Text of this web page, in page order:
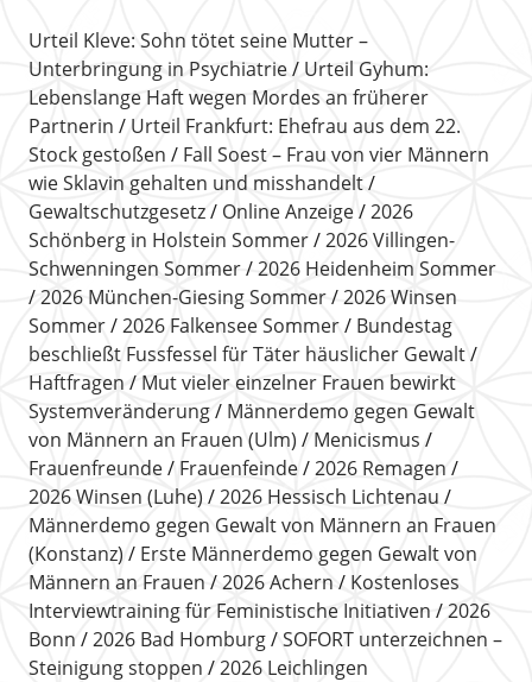
Urteil Kleve: Sohn tötet seine Mutter –
Unterbringung in Psychiatrie
Urteil Gyhum:
Lebenslange Haft wegen Mordes an früherer
Partnerin
Urteil Frankfurt: Ehefrau aus dem 22.
Stock gestoßen
Fall Soest – Frau von vier Männern
wie Sklavin gehalten und misshandelt
Gewaltschutzgesetz
Online Anzeige
2026
Schönberg in Holstein Sommer
2026 Villingen-
Schwenningen Sommer
2026 Heidenheim Sommer
2026 München-Giesing Sommer
2026 Winsen
Sommer
2026 Falkensee Sommer
Bundestag
beschließt Fussfessel für Täter häuslicher Gewalt
Haftfragen
Mut vieler einzelner Frauen bewirkt
Systemveränderung
Männerdemo gegen Gewalt
von Männern an Frauen (Ulm)
Menicismus
Frauenfreunde
Frauenfeinde
2026 Remagen
2026 Winsen (Luhe)
2026 Hessisch Lichtenau
Männerdemo gegen Gewalt von Männern an Frauen
(Konstanz)
Erste Männerdemo gegen Gewalt von
Männern an Frauen
2026 Achern
Kostenloses
Interviewtraining für Feministische Initiativen
2026
Bonn
2026 Bad Homburg
SOFORT unterzeichnen –
Steinigung stoppen
2026 Leichlingen